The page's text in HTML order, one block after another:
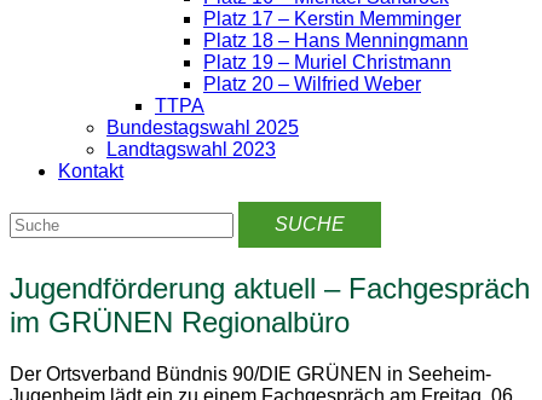
Platz 17 – Kerstin Memminger
Platz 18 – Hans Menningmann
Platz 19 – Muriel Christmann
Platz 20 – Wilfried Weber
TTPA
Bundestagswahl 2025
Landtagswahl 2023
Kontakt
Jugendförderung aktuell – Fachgespräch
im GRÜNEN Regionalbüro
Der Ortsverband Bündnis 90/DIE GRÜNEN in Seeheim-
Jugenheim lädt ein zu einem Fachgespräch am Freitag, 06.